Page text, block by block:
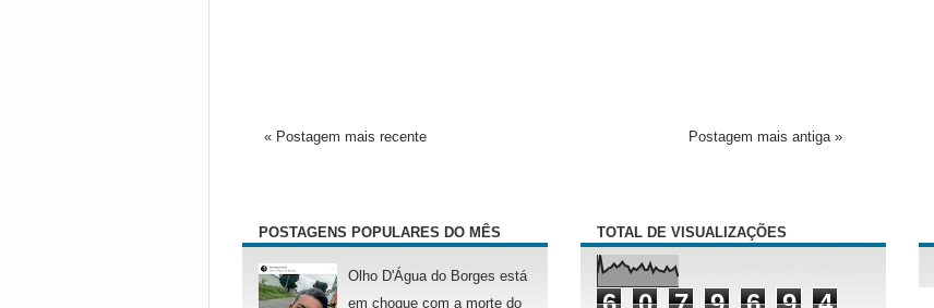
« Postagem mais recente Postagem mais antiga »
POSTAGENS POPULARES DO MÊS
Olho D'Água do Borges está
em choque com a morte do
TOTAL DE VISUALIZAÇÕES